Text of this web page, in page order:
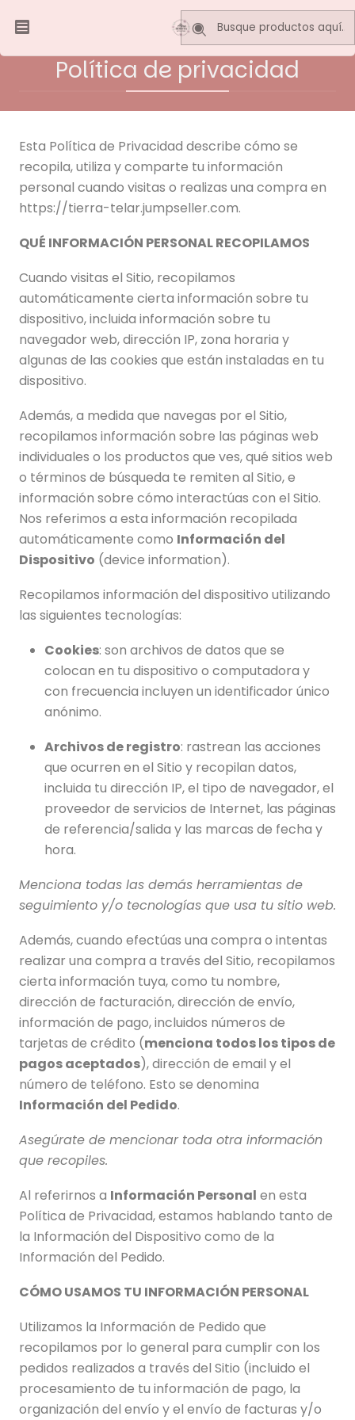
Política de privacidad
Política de privacidad
Esta Política de Privacidad describe cómo se
recopila, utiliza y comparte tu información
personal cuando visitas o realizas una compra en
https://tierra-telar.jumpseller.com.
QUÉ INFORMACIÓN PERSONAL RECOPILAMOS
Cuando visitas el Sitio, recopilamos
automáticamente cierta información sobre tu
dispositivo, incluida información sobre tu
navegador web, dirección IP, zona horaria y
algunas de las cookies que están instaladas en tu
dispositivo.
Además, a medida que navegas por el Sitio,
recopilamos información sobre las páginas web
individuales o los productos que ves, qué sitios web
o términos de búsqueda te remiten al Sitio, e
información sobre cómo interactúas con el Sitio.
Nos referimos a esta información recopilada
automáticamente como Información del
Dispositivo (device information).
Recopilamos información del dispositivo utilizando
las siguientes tecnologías:
Cookies: son archivos de datos que se
colocan en tu dispositivo o computadora y
con frecuencia incluyen un identificador único
anónimo.
Archivos de registro: rastrean las acciones
que ocurren en el Sitio y recopilan datos,
incluida tu dirección IP, el tipo de navegador, el
proveedor de servicios de Internet, las páginas
de referencia/salida y las marcas de fecha y
hora.
Menciona todas las demás herramientas de
seguimiento y/o tecnologías que usa tu sitio web.
Además, cuando efectúas una compra o intentas
realizar una compra a través del Sitio, recopilamos
cierta información tuya, como tu nombre,
dirección de facturación, dirección de envío,
información de pago, incluidos números de
tarjetas de crédito (menciona todos los tipos de
pagos aceptados), dirección de email y el
número de teléfono. Esto se denomina
Información del Pedido.
Asegúrate de mencionar toda otra información
que recopiles.
Al referirnos a Información Personal en esta
Política de Privacidad, estamos hablando tanto de
la Información del Dispositivo como de la
Información del Pedido.
CÓMO USAMOS TU INFORMACIÓN PERSONAL
Utilizamos la Información de Pedido que
recopilamos por lo general para cumplir con los
pedidos realizados a través del Sitio (incluido el
procesamiento de tu información de pago, la
organización del envío y el envío de facturas y/o